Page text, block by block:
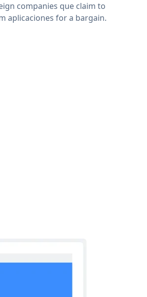
companies que claim to
aplicaciones for a bargain.